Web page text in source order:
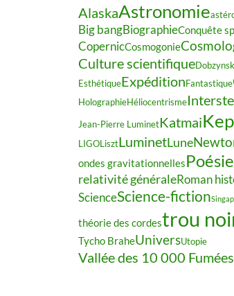
AlaskaAstronomie
Big bangBiographieConquête
CopernicCosmogonie
Culture scientifique
EsthétiqueExpéditionFantastique
HolographieHéliocentrisme
Jean-Pierre LuminetKatmai
LIGOLisztLuminetLune
ondes gravitationnellesPoésie
relativité généraleRoman
ScienceScience-fiction
théorie des cordestrou
Tycho BraheUniversUtopie
Vallée des 10 000 Fumées